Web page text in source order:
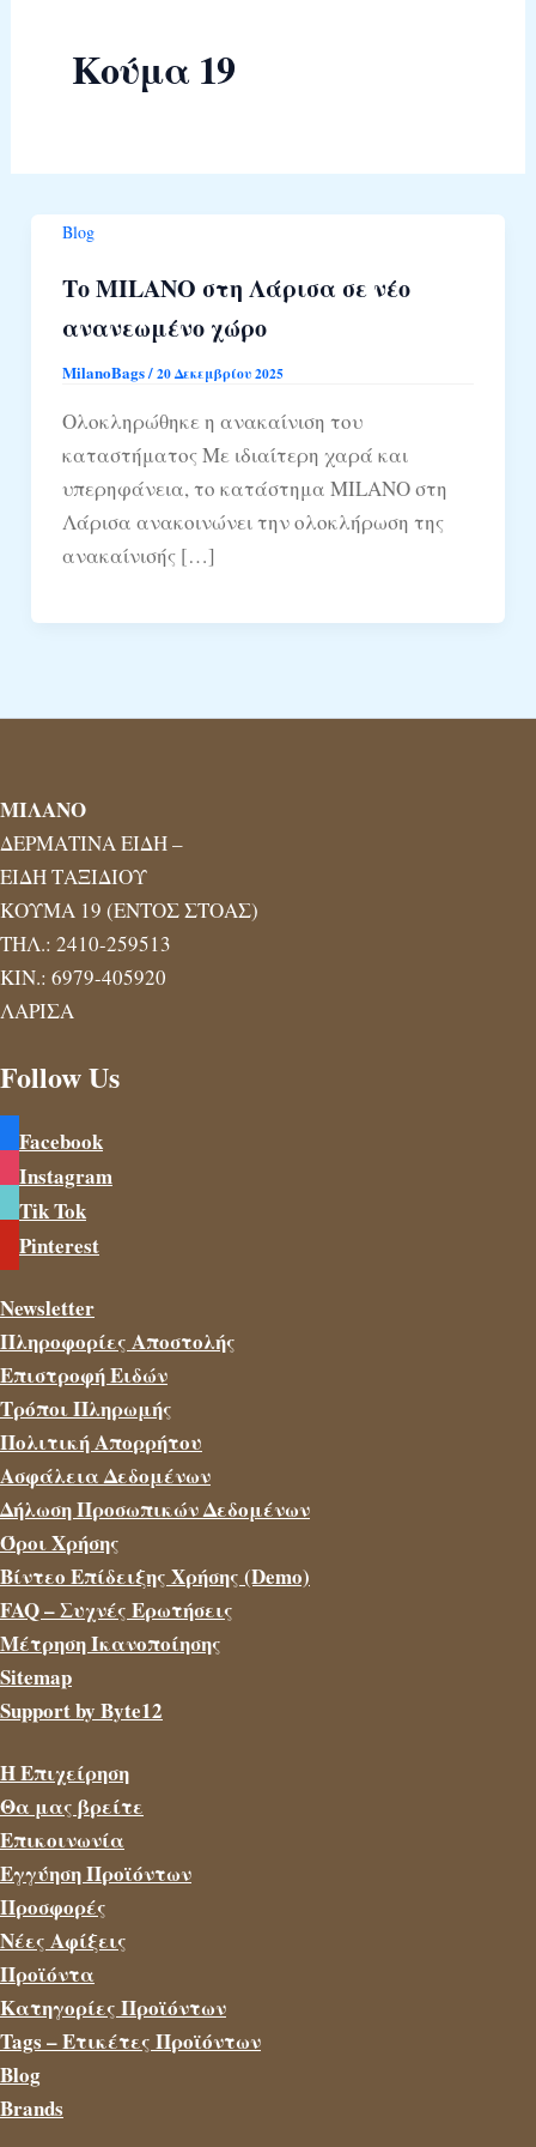
Κούμα 19
Blog
Το MILANO στη Λάρισα σε νέο
ανανεωμένο χώρο
MilanoBags/20 Δεκεμβρίου 2025
Ολοκληρώθηκε η ανακαίνιση του
καταστήματος Με ιδιαίτερη χαρά και
υπερηφάνεια, το κατάστημα MILANO στη
Λάρισα ανακοινώνει την ολοκλήρωση της
ανακαίνισής […]
ΜΙΛΑΝΟ
ΔΕΡΜΑΤΙΝΑ ΕΙΔΗ –
ΕΙΔΗ ΤΑΞΙΔΙΟΥ
ΚΟΥΜΑ 19 (ΕΝΤΟΣ ΣΤΟΑΣ)
ΤΗΛ.: 2410-259513
ΚΙΝ.: 6979-405920
ΛΑΡΙΣΑ
Follow Us
Facebook
Instagram
Tik Tok
Pinterest
Newsletter
Πληροφορίες Αποστολής
Επιστροφή Ειδών
Τρόποι Πληρωμής
Πολιτική Απορρήτου
Ασφάλεια Δεδομένων
Δήλωση Προσωπικών Δεδομένων
Όροι Χρήσης
Βίντεο Επίδειξης Χρήσης (Demo)
FAQ – Συχνές Ερωτήσεις
Μέτρηση Ικανοποίησης
Sitemap
Support by Byte12
Η Επιχείρηση
Θα μας βρείτε
Επικοινωνία
Εγγύηση Προϊόντων
Προσφορές
Νέες Αφίξεις
Προϊόντα
Κατηγορίες Προϊόντων
Tags – Ετικέτες Προϊόντων
Blog
Brands